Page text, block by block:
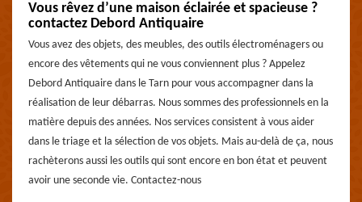
Vous rêvez d’une maison éclairée et spacieuse ?
contactez Debord Antiquaire
Vous avez des objets, des meubles, des outils électroménagers ou
encore des vêtements qui ne vous conviennent plus ? Appelez
Debord Antiquaire dans le Tarn pour vous accompagner dans la
réalisation de leur débarras. Nous sommes des professionnels en la
matière depuis des années. Nos services consistent à vous aider
dans le triage et la sélection de vos objets. Mais au-delà de ça, nous
rachèterons aussi les outils qui sont encore en bon état et peuvent
avoir une seconde vie. Contactez-nous